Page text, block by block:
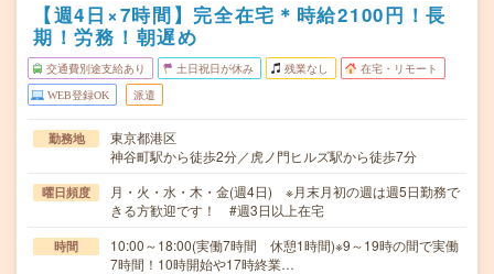
【週4日×7時間】完全在宅＊時給2100円！長
期！労務！朝遅め
交通費別途支給あり 土日祝日が休み 残業なし 在宅・リモート
WEB登録OK 派遣
勤務地
東京都港区
神谷町駅から徒歩2分／虎ノ門ヒルズ駅から徒歩7分
曜日頻度
月・火・水・木・金(週4日) ※月末月初の週は週5日勤務で
きる方歓迎です！ #週3日以上在宅
時間
10:00～18:00(実働7時間 休憩1時間)※9～19時の間で実働
7時間！10時開始や17時終業…